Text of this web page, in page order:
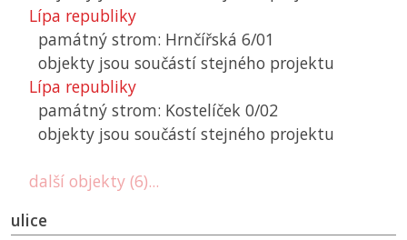
Lípa republiky
památný strom: Hrnčířská 6/01
objekty jsou součástí stejného projektu
Lípa republiky
památný strom: Kostelíček 0/02
objekty jsou součástí stejného projektu
další objekty (6)...
ulice